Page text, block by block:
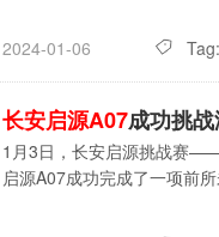
2024-01-06 Tag:
长安启源A07成功挑
1月3日，长安启源挑战赛
启源A07成功完成了一项前